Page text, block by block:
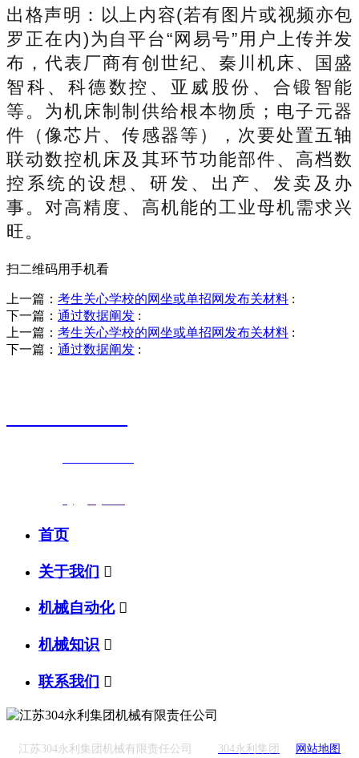
出格声明：以上内容(若有图片或视频亦包
罗正在内)为自平台“网易号”用户上传并发
布，代表厂商有创世纪、秦川机床、国盛
智科、科德数控、亚威股份、合锻智能
等。为机床制制供给根本物质；电子元器
件（像芯片、传感器等），次要处置五轴
联动数控机床及其环节功能部件、高档数
控系统的设想、研发、出产、发卖及办
事。对高精度、高机能的工业母机需求兴
旺。
扫二维码用手机看
上一篇： 考生关心学校的网坐或单招网发布关材料 :
下一篇： 通过数据阐发 :
上一篇： 考生关心学校的网坐或单招网发布关材料 :
下一篇： 通过数据阐发 :
首页
关于我们 
机械自动化 
机械知识 
联系我们 
江苏304永利集团机械有限责任公司 304永利集团 网站地图